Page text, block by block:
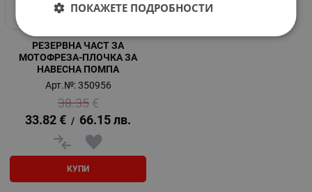
РЕЗЕРВНА ЧАСТ ЗА
МОТОФРЕЗА-ПЛОЧКА ЗА
НАВЕСНА ПОМПА
Арт.№: 350956
38.35 €
33.82 € / 66.15 лв.
КУПИ
ПОКАЖЕТЕ ПОДРОБНОСТИ